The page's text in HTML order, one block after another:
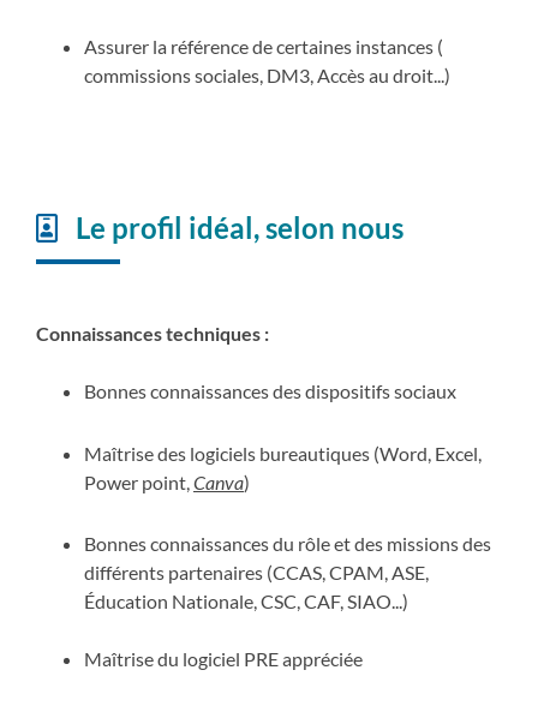
Assurer la référence de certaines instances (
commissions sociales, DM3, Accès au droit...)
Le profil idéal, selon nous
Connaissances techniques :
Bonnes connaissances des dispositifs sociaux
Maîtrise des logiciels bureautiques (Word, Excel,
Power point, Canva)
Bonnes connaissances du rôle et des missions des
différents partenaires (CCAS, CPAM, ASE,
Éducation Nationale, CSC, CAF, SIAO...)
Maîtrise du logiciel PRE appréciée